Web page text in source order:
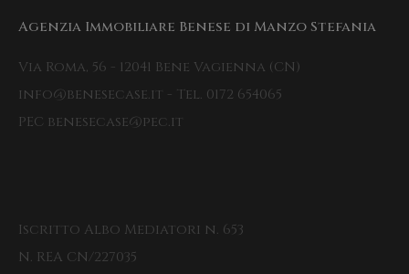
Agenzia Immobiliare Benese di Manzo Stefania
Via Roma, 56 - 12041 Bene Vagienna (CN)
info@benesecase.it - Tel. 0172 654065
PEC benesecase@pec.it
Iscritto Albo Mediatori n. 653
N. REA CN/227035